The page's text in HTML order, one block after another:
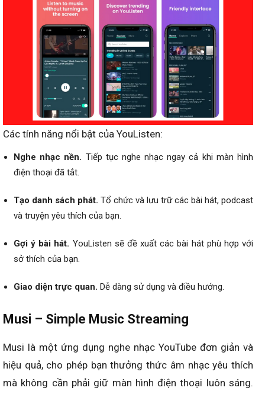
Các tính năng nổi bật của YouListen:
Nghe nhạc nền. Tiếp tục nghe nhạc ngay cả khi màn hình
điện thoại đã tắt.
Tạo danh sách phát. Tổ chức và lưu trữ các bài hát, podcast
và truyện yêu thích của bạn.
Gợi ý bài hát. YouListen sẽ đề xuất các bài hát phù hợp với
sở thích của bạn.
Giao diện trực quan. Dễ dàng sử dụng và điều hướng.
Musi – Simple Music Streaming
Musi là một ứng dụng nghe nhạc YouTube đơn giản và
hiệu quả, cho phép bạn thưởng thức âm nhạc yêu thích
mà không cần phải giữ màn hình điện thoại luôn sáng.